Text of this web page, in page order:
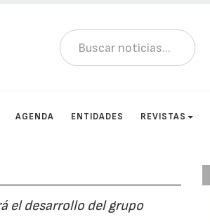
AGENDA ENTIDADES REVISTAS
el desarrollo del grupo